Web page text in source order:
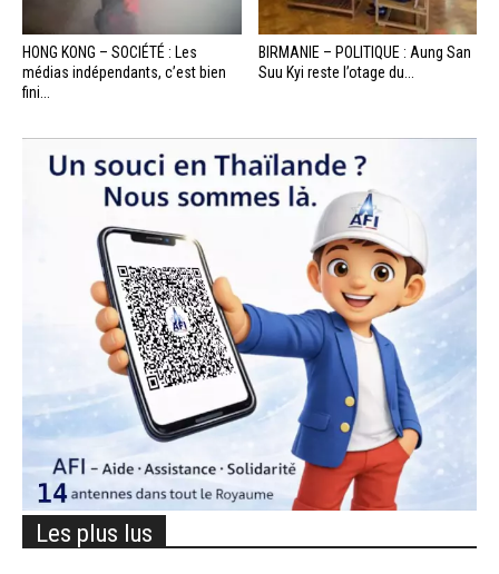
HONG KONG – SOCIÉTÉ : Les
médias indépendants, c’est bien
fini...
BIRMANIE – POLITIQUE : Aung San
Suu Kyi reste l’otage du...
Les plus lus